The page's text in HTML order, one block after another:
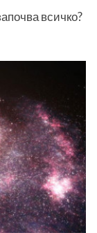
всичко?